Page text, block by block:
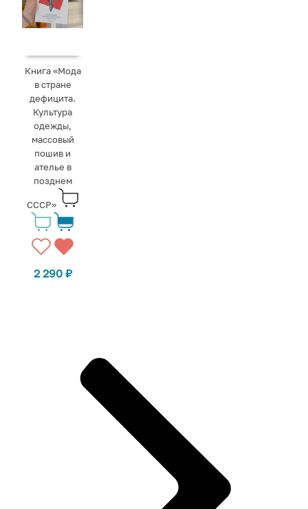
Книга «Мода
в стране
дефицита.
Культура
одежды,
массовый
пошив и
ателье в
позднем
СССР»
2 290 ₽